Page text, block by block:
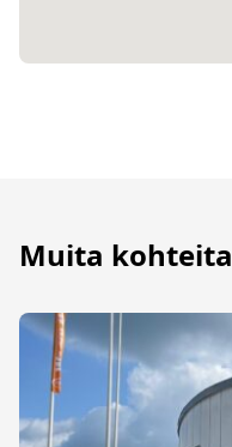
Muita kohteita